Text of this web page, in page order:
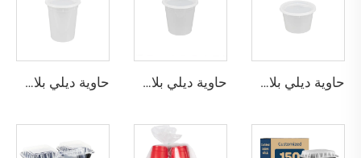
حاوية ديلي بلاستيكية مستديرة قابلة للاستخدام مرة واحدة بسعة 16 أونصة مع غطاء حاوية ديلي بلاستيكية مستديرة قابلة للاستخدام مرة واحدة بسعة 24 أونصة مع غطاء حاوية ديلي بلاستيكية مستديرة قابلة للاستخدام مرة واحدة بسعة 32 أونصة مع غطاء